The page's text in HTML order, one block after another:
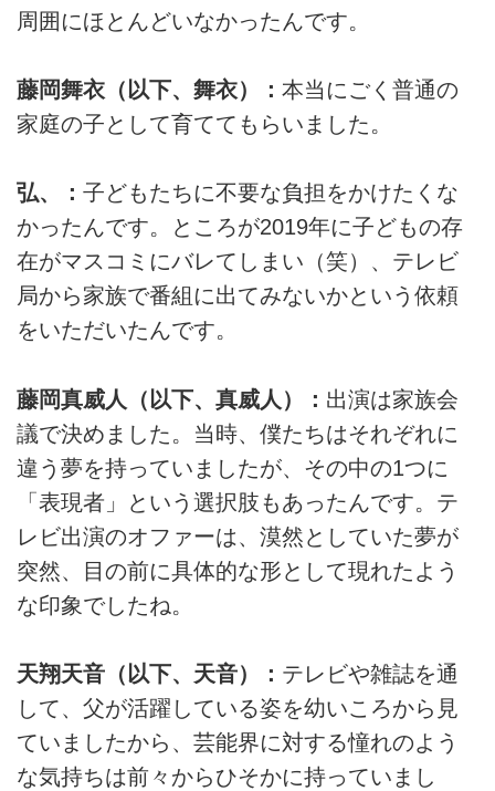
周囲にほとんどいなかったんです。
藤岡舞衣（以下、舞衣）： 本当にごく普通の
家庭の子として育ててもらいました。
弘、： 子どもたちに不要な負担をかけたくな
かったんです。ところが2019年に子どもの存
在がマスコミにバレてしまい（笑）、テレビ
局から家族で番組に出てみないかという依頼
をいただいたんです。
藤岡真威人（以下、真威人）： 出演は家族会
議で決めました。当時、僕たちはそれぞれに
違う夢を持っていましたが、その中の1つに
「表現者」という選択肢もあったんです。テ
レビ出演のオファーは、漠然としていた夢が
突然、目の前に具体的な形として現れたよう
な印象でしたね。
天翔天音（以下、天音）： テレビや雑誌を通
して、父が活躍している姿を幼いころから見
ていましたから、芸能界に対する憧れのよう
な気持ちは前々からひそかに持っていまし